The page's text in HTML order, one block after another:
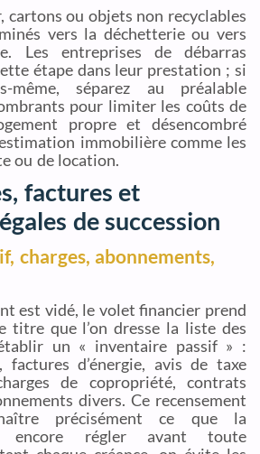
cartons ou objets non recyclables
vers la déchetterie ou vers
Les entreprises de débarras
étape dans leur prestation ; si
même, séparez au préalable
pour limiter les coûts de
propre et désencombré
immobilière comme les
ou de location.
factures et
de succession
charges, abonnements,
est vidé, le volet financier prend
titre que l’on dresse la liste des
un « inventaire passif » :
factures d’énergie, avis de taxe
de copropriété, contrats
divers. Ce recensement
précisément ce que la
encore régler avant toute